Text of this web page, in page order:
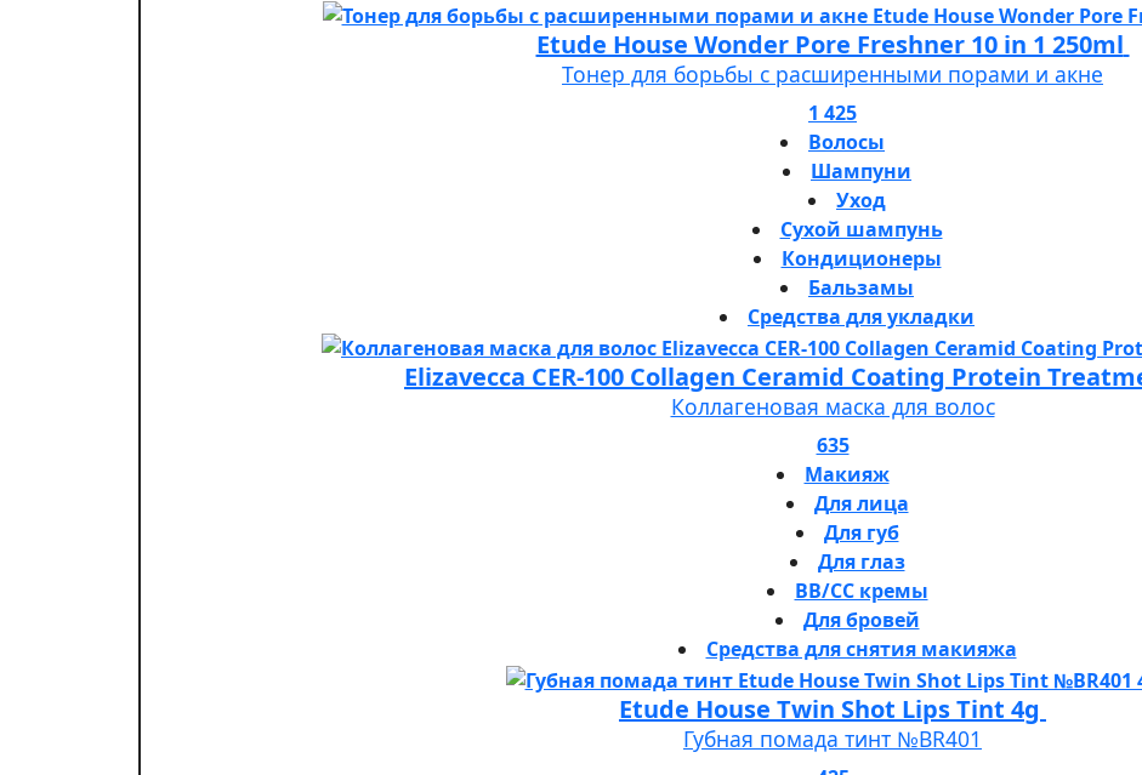
Etude House Wonder Pore Freshner 10 in 1 250ml
Тонер для борьбы с расширенными порами и акне
1 425
Волосы
Шампуни
Уход
Сухой шампунь
Кондиционеры
Бальзамы
Средства для укладки
Elizavecca CER-100 Collagen Ceramid Coating Protein
Коллагеновая маска для волос
635
Макияж
Для лица
Для губ
Для глаз
BB/CC кремы
Для бровей
Средства для снятия макияжа
Etude House Twin Shot Lips Tint 4g
Губная помада тинт №BR401